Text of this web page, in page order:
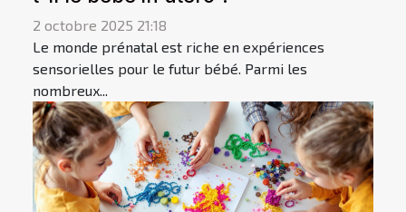
2 octobre 2025 21:18
Le monde prénatal est riche en expériences
sensorielles pour le futur bébé. Parmi les
nombreux...